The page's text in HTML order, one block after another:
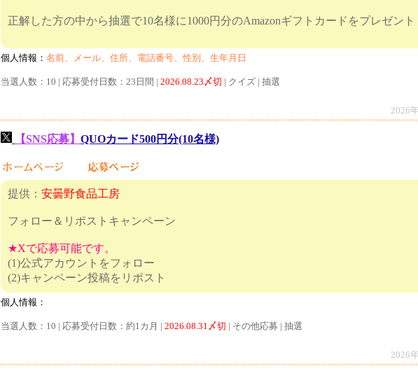
正解した方の中から抽選で10名様に1000円分のAmazonギフトカードをプレゼント
個人情報： 名前、メール、住所、電話番号、性別、生年月日
当選人数：10 | 応募受付日数：23日間 | 2026.08.23〆切 | クイズ | 抽選
2026
【SNS応募】 QUOカード500円分(10名様)
提供： 安曇野食品工房
フォロー＆リポストキャンペーン
★Xで応募可能です。
(1)公式アカウントをフォロー
(2)キャンペーン投稿をリポスト
個人情報：
当選人数：10 | 応募受付日数：約1カ月 | 2026.08.31〆切 | その他応募 | 抽選
2026